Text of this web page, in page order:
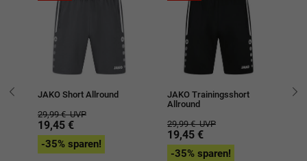
JAKO Short Allround
29,99 €UVP
19,45 €
-35% sparen!
JAKO Trainingsshort
Allround
29,99 €UVP
19,45 €
-35% sparen!